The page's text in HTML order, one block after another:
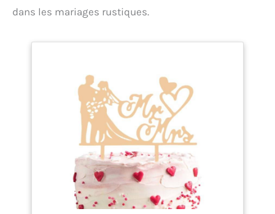
dans les mariages rustiques.